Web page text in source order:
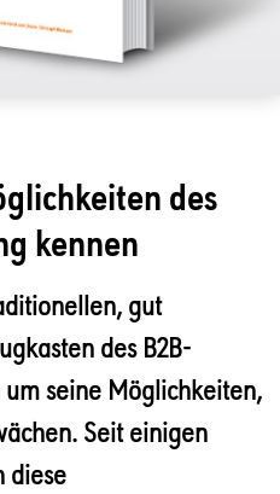
des
kennen
gut
des B2B-
seine Möglichkeiten,
Seit einigen
diese